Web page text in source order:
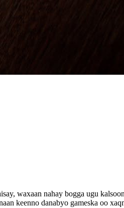
waxaan nahay bogga ugu
keenno danabyo gameska oo